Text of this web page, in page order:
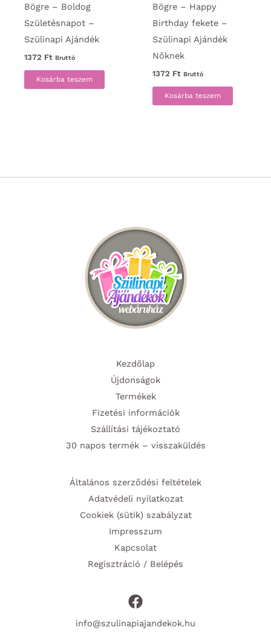
Bögre – Boldog
Születésnapot –
Szülinapi Ajándék
1372 Ft Bruttó
Kosárba teszem
Bögre – Happy
Birthday fekete –
Szülinapi Ajándék
Nőknek
1372 Ft Bruttó
Kosárba teszem
Kezdőlap
Újdonságok
Termékek
Fizetési információk
Szállítási tájékoztató
30 napos termék – visszaküldés
Általános szerződési feltételek
Adatvédeli nyilatkozat
Cookiek (sütik) szabályzat
Impresszum
Kapcsolat
Regisztráció / Belépés
info@szulinapiajandekok.hu